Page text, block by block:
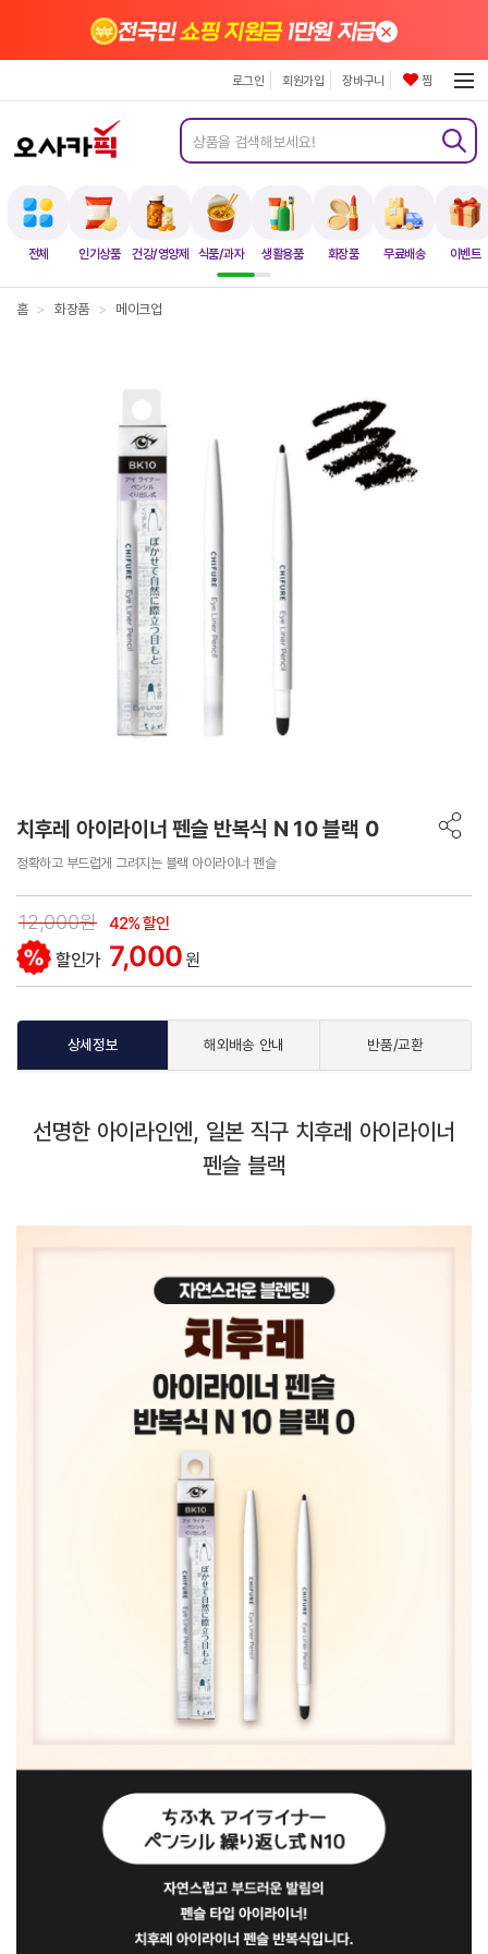
전체 인기상품 건강/영양제 식품/과자 생활용품 화장품 무료배송 이벤트
전국민쇼핑 지원금1만원 지급×
로그인 회원가입 장바구니 찜
홈 > 화장품 > 메이크업
치후레 아이라이너 펜슬 반복식 N 10 블랙 0
정확하고 부드럽게 그려지는 블랙 아이라이너 펜슬
12,000원 42% 할인
할인가 7,000원
상세정보 해외배송 안내 반품/교환
선명한 아이라인엔, 일본 직구 치후레 아이라이너
펜슬 블랙